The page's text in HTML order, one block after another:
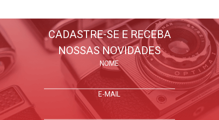
E tudo sobre fotografia
FIQUE POR DENTRO
CADASTRE-SE E RECEBA
NOSSAS NOVIDADES
NOME
E-MAIL